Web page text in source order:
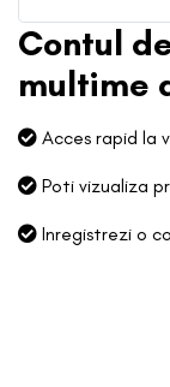
Contul
multime
Acces rapid la
Poti vizualiza
Inregistrezi o